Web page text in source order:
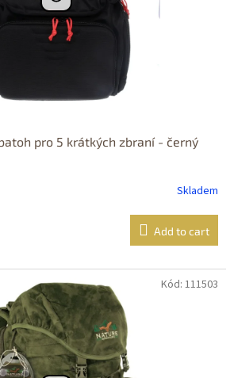
pro 5 krátkých zbraní - černý
Skladem
Add to cart
Kód: 111503